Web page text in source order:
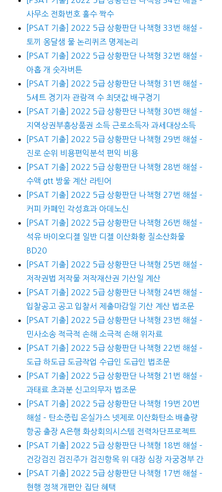
사무소 전화번호 홀수 짝수
[PSAT 기출] 2022 5급 상황판단 나책형 33번 해설 –
토끼 옹달샘 물 논리퀴즈 명제논리
[PSAT 기출] 2022 5급 상황판단 나책형 32번 해설 –
아홉 개 숫자버튼
[PSAT 기출] 2022 5급 상황판단 나책형 31번 해설 –
5세트 경기자 관람객 수 최댓값 배구경기
[PSAT 기출] 2022 5급 상황판단 나책형 30번 해설 –
지역상권부흥상품권 소득 근로소득자 과세대상소득
[PSAT 기출] 2022 5급 상황판단 나책형 29번 해설 –
진로 순위 비용편익분석 편익 비용
[PSAT 기출] 2022 5급 상황판단 나책형 28번 해설 –
수액 gtt 방울 계산 라틴어
[PSAT 기출] 2022 5급 상황판단 나책형 27번 해설 –
커피 카페인 각성효과 아데노신
[PSAT 기출] 2022 5급 상황판단 나책형 26번 해설 –
석유 바이오디젤 일반 디젤 이산화황 질소산화물
BD20
[PSAT 기출] 2022 5급 상황판단 나책형 25번 해설 –
저작권법 저작물 저작재산권 기산일 계산
[PSAT 기출] 2022 5급 상황판단 나책형 24번 해설 –
입찰공고 공고 입찰서 제출마감일 기산 계산 법조문
[PSAT 기출] 2022 5급 상황판단 나책형 23번 해설 –
민사소송 적극적 손해 소극적 손해 위자료
[PSAT 기출] 2022 5급 상황판단 나책형 22번 해설 –
도급 하도급 도금작업 수급인 도급인 법조문
[PSAT 기출] 2022 5급 상황판단 나책형 21번 해설 –
과태료 초과분 신고의무자 법조문
[PSAT 기출] 2022 5급 상황판단 나책형 19번 20번
해설 – 탄소중립 온실가스 넷제로 이산화탄소 배출량
항공 출장 A은행 화상회의시스템 전력차단프로젝트
[PSAT 기출] 2022 5급 상황판단 나책형 18번 해설 –
건강검진 검진주가 검진항목 위 대장 심장 자궁경부 간
[PSAT 기출] 2022 5급 상황판단 나책형 17번 해설 –
현행 정책 개편안 집단 혜택